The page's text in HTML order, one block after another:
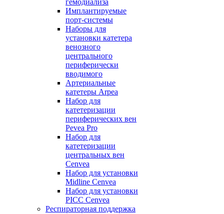
гемодиализа
Имплантируемые
порт‑системы
Наборы для
установки катетера
венозного
центрального
периферически
вводимого
Артериальные
катетеры Arpea
Набор для
катетеризации
периферических вен
Pevea Pro
Набор для
катетеризации
центральных вен
Cenvea
Набор для установки
Midline Cenvea
Набор для установки
PICC Cenvea
Респираторная поддержка